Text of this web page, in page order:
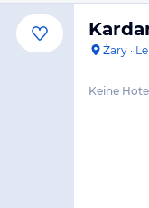
Żary ·
Keine